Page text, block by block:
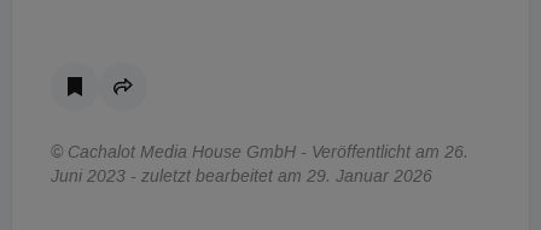
© Cachalot Media House GmbH - Veröffentlicht am 26.
Juni 2023 - zuletzt bearbeitet am 29. Januar 2026